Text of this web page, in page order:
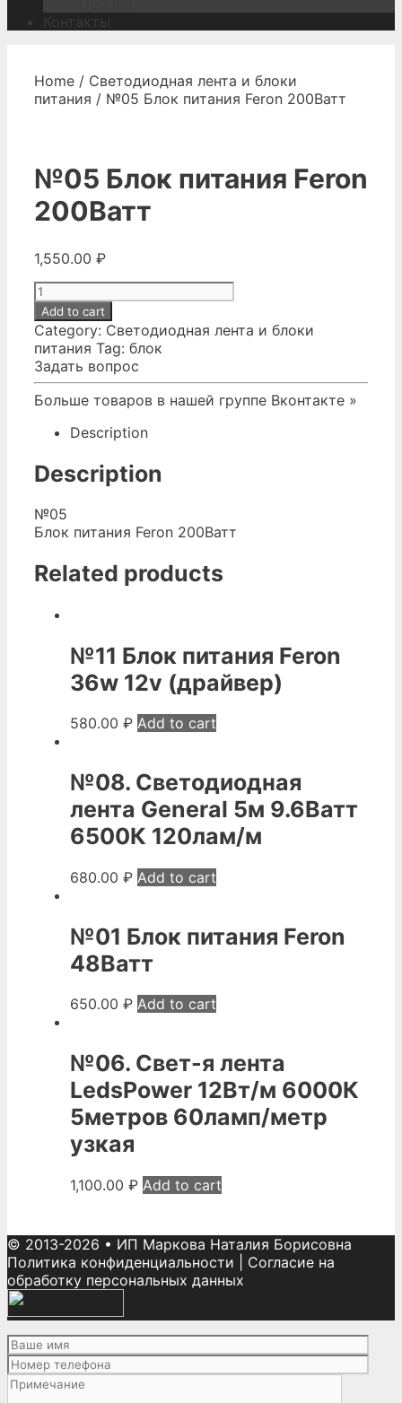
Контакты
Home / Светодиодная лента и блоки
питания / №05 Блок питания Feron 200Ватт
№05 Блок питания Feron
200Ватт
1,550.00 ₽
№05
Блок
питания
Feron
200Ватт
quantity
Add to cart
Category: Светодиодная лента и блоки
питания Tag: блок
Задать вопрос
Больше товаров в нашей группе Вконтакте »
Description
Description
№05
Блок питания Feron 200Ватт
Related products
№11 Блок питания Feron
36w 12v (драйвер)
580.00 ₽ Add to cart
№08. Светодиодная
лента General 5м 9.6Ватт
6500К 120лам/м
680.00 ₽ Add to cart
№01 Блок питания Feron
48Ватт
650.00 ₽ Add to cart
№06. Свет-я лента
LedsPower 12Вт/м 6000К
5метров 60ламп/метр
узкая
1,100.00 ₽ Add to cart
© 2013-2026 • ИП Маркова Наталия Борисовна
Политика конфиденциальности
Согласие на
обработку персональных данных